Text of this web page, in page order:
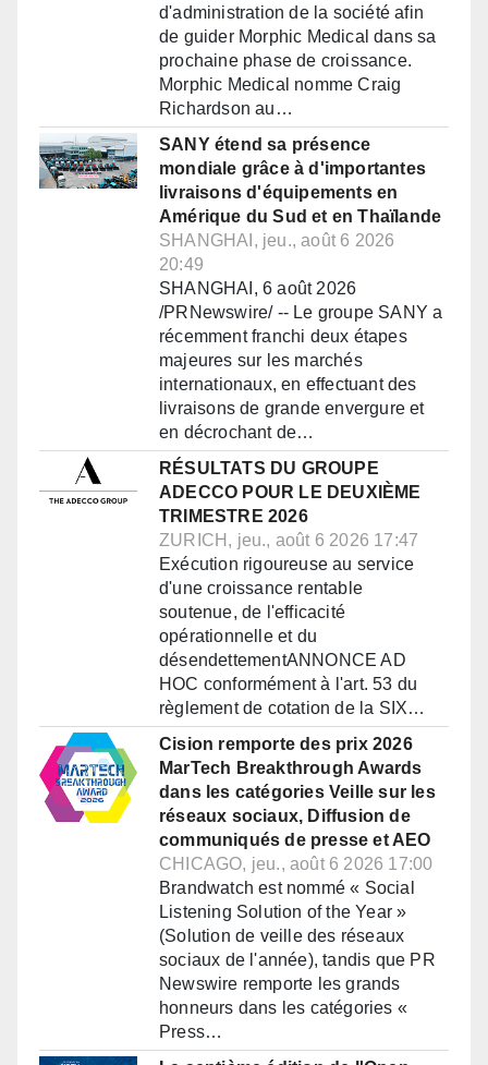
d'administration de la société afin
de guider Morphic Medical dans sa
prochaine phase de croissance.
Morphic Medical nomme Craig
Richardson au…
SANY étend sa présence
mondiale grâce à d'importantes
livraisons d'équipements en
Amérique du Sud et en Thaïlande
SHANGHAI, jeu., août 6 2026
20:49
SHANGHAI, 6 août 2026
/PRNewswire/ -- Le groupe SANY a
récemment franchi deux étapes
majeures sur les marchés
internationaux, en effectuant des
livraisons de grande envergure et
en décrochant de…
RÉSULTATS DU GROUPE
ADECCO POUR LE DEUXIÈME
TRIMESTRE 2026
ZURICH, jeu., août 6 2026 17:47
Exécution rigoureuse au service
d'une croissance rentable
soutenue, de l'efficacité
opérationnelle et du
désendettementANNONCE AD
HOC conformément à l'art. 53 du
règlement de cotation de la SIX…
Cision remporte des prix 2026
MarTech Breakthrough Awards
dans les catégories Veille sur les
réseaux sociaux, Diffusion de
communiqués de presse et AEO
CHICAGO, jeu., août 6 2026 17:00
Brandwatch est nommé « Social
Listening Solution of the Year »
(Solution de veille des réseaux
sociaux de l'année), tandis que PR
Newswire remporte les grands
honneurs dans les catégories «
Press…